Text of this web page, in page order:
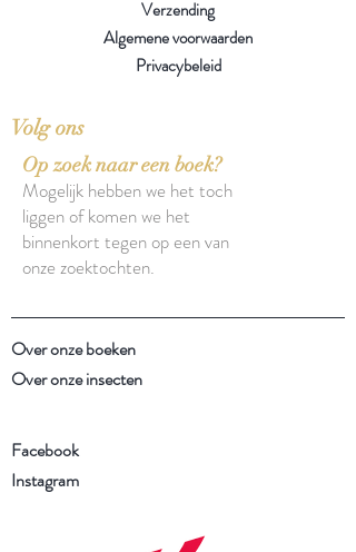
Verzending
Algemene voorwaarden
Privacybeleid
Volg ons
Op zoek naar een boek?
Mogelijk hebben we het toch
liggen of komen we het
binnenkort tegen op een van
onze zoektochten.
Over onze boeken
Over onze insecten
Facebook
Instagram